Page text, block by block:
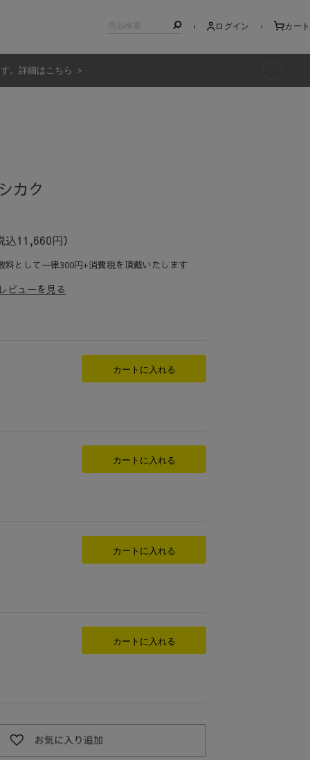
ログイン カート
。詳細はこちら ＞
カク
込11,660円）
料として一律300円+消費税を頂戴いたします
レビューを見る
カートに入れる
カートに入れる
カートに入れる
カートに入れる